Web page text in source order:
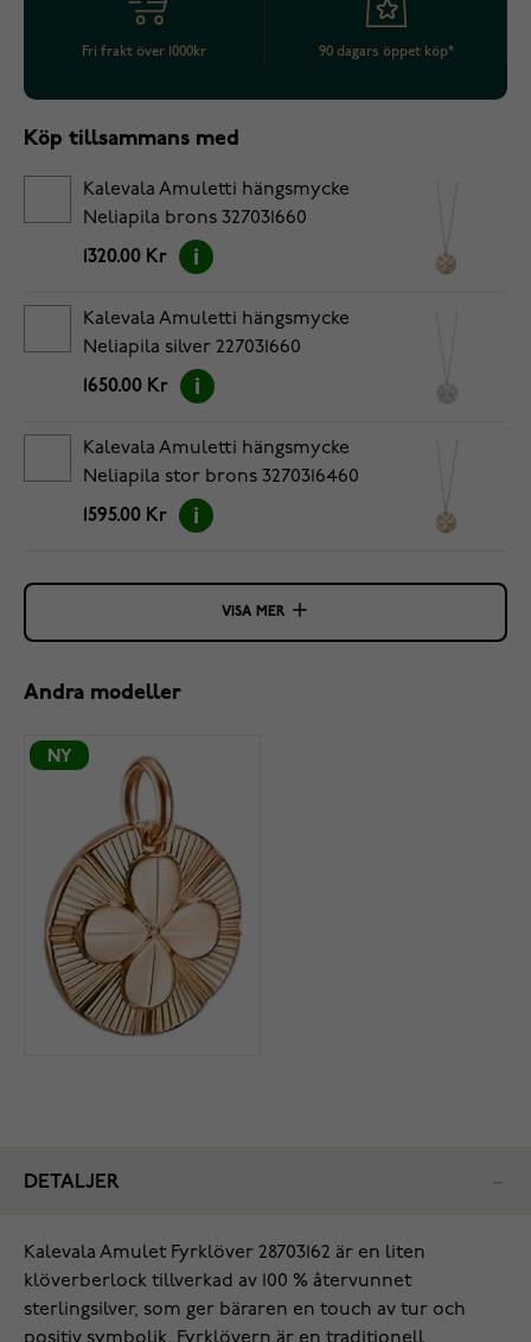
Fri frakt över 1000kr 90 dagars öppet köp*
Köp tillsammans med
Kalevala Amuletti hängsmycke
Neliapila brons 327031660
1320.00 Kr
Kalevala Amuletti hängsmycke
Neliapila silver 227031660
1650.00 Kr
Kalevala Amuletti hängsmycke
Neliapila stor brons 3270316460
1595.00 Kr
VISA MER
Andra modeller
NY
DETALJER
Kalevala Amulet Fyrklöver 28703162 är en liten
klöverberlock tillverkad av 100 % återvunnet
sterlingsilver, som ger bäraren en touch av tur och